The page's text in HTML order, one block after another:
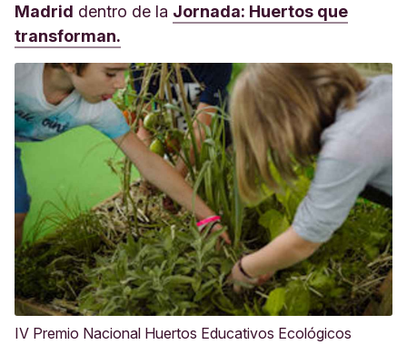
Madrid dentro de la Jornada: Huertos que
transforman.
IV Premio Nacional Huertos Educativos Ecológicos